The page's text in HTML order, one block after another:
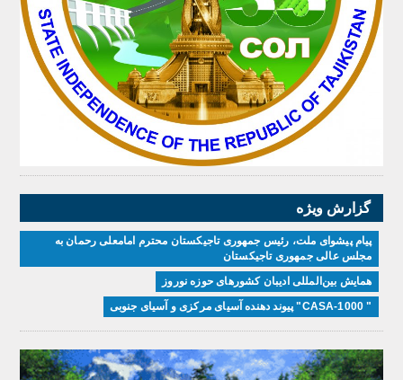
گزارش ویژه
پیام پیشوای ملت، رئیس جمهوری تاجیکستان محترم امامعلی رحمان به
مجلس عالی جمهوری تاجیکستان
همایش بین‌المللی ادیبان کشور‌های حوزه نوروز
" CASA-1000" پیوند دهنده آسیای مرکزی و آسیای جنوبی